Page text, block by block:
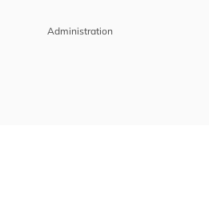
Administration